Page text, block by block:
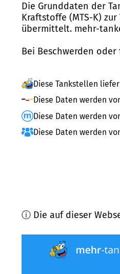
Die Grunddaten der
Kraftstoffe (MTS-K)
übermittelt. mehr-
Bei Beschwerden
Diese Tankstellen
Diese Daten werden
Diese Daten werden
Diese Daten werden
ⓘ Die auf dieser